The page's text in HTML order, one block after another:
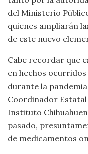
del Ministerio
quienes ampliarán
de este nuevo
Cabe recordar que
en hechos ocurridos
durante la
Coordinador Estatal
Instituto
pasado,
de medicamentos